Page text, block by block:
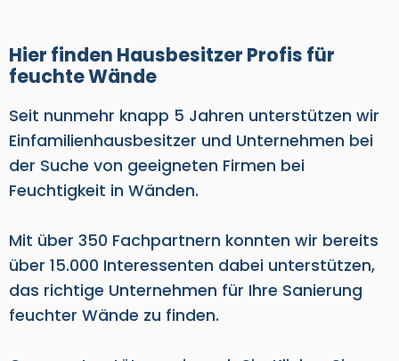
Hier finden Hausbesitzer Profis für
feuchte Wände
Seit nunmehr knapp 5 Jahren unterstützen wir
Einfamilienhausbesitzer und Unternehmen bei
der Suche von geeigneten Firmen bei
Feuchtigkeit in Wänden.
Mit über 350 Fachpartnern konnten wir bereits
über 15.000 Interessenten dabei unterstützen,
das richtige Unternehmen für Ihre Sanierung
feuchter Wände zu finden.